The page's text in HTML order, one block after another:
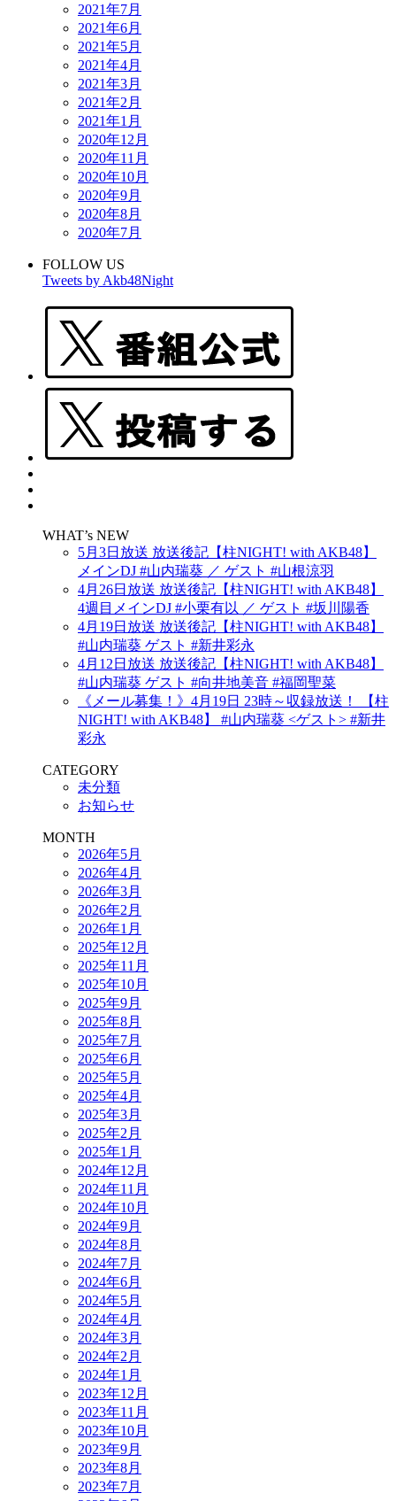
2021年7月
2021年6月
2021年5月
2021年4月
2021年3月
2021年2月
2021年1月
2020年12月
2020年11月
2020年10月
2020年9月
2020年8月
2020年7月
FOLLOW US
Tweets by Akb48Night
WHAT’s NEW
5月3日放送 放送後記【柱NIGHT! with AKB48】
メインDJ #山内瑞葵 ／ ゲスト #山根涼羽
4月26日放送 放送後記【柱NIGHT! with AKB48】
4週目メインDJ #小栗有以 ／ ゲスト #坂川陽香
4月19日放送 放送後記【柱NIGHT! with AKB48】
#山内瑞葵 ゲスト #新井彩永
4月12日放送 放送後記【柱NIGHT! with AKB48】
#山内瑞葵 ゲスト #向井地美音 #福岡聖菜
《メール募集！》4月19日 23時～収録放送！ 【柱
NIGHT! with AKB48】 #山内瑞葵 <ゲスト> #新井
彩永
CATEGORY
未分類
お知らせ
MONTH
2026年5月
2026年4月
2026年3月
2026年2月
2026年1月
2025年12月
2025年11月
2025年10月
2025年9月
2025年8月
2025年7月
2025年6月
2025年5月
2025年4月
2025年3月
2025年2月
2025年1月
2024年12月
2024年11月
2024年10月
2024年9月
2024年8月
2024年7月
2024年6月
2024年5月
2024年4月
2024年3月
2024年2月
2024年1月
2023年12月
2023年11月
2023年10月
2023年9月
2023年8月
2023年7月